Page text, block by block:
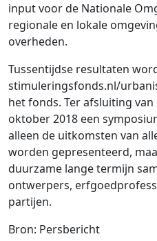
input voor de Nationale
regionale en lokale
overheden.
Tussentijdse resultaten
stimuleringsfonds.nl/
het fonds. Ter afsluiting
oktober 2018 een
alleen de uitkomsten van
worden gepresenteerd,
duurzame lange termijn
ontwerpers,
partijen.
Bron: Persbericht